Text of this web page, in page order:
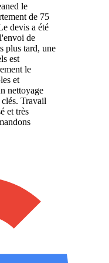
le
de 75
devis a été
de
plus tard, une
est
le
et
nettoyage
Travail
et très